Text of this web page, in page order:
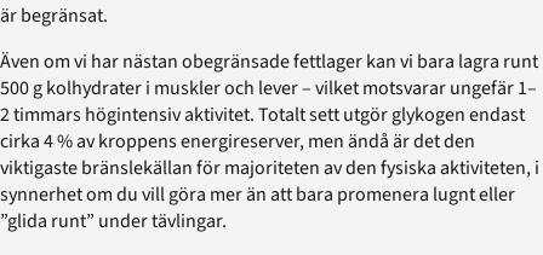
är begränsat.
Även om vi har nästan obegränsade fettlager kan vi bara lagra runt
500 g kolhydrater i muskler och lever – vilket motsvarar ungefär 1–
2 timmars högintensiv aktivitet. Totalt sett utgör glykogen endast
cirka 4 % av kroppens energireserver, men ändå är det den
viktigaste bränslekällan för majoriteten av den fysiska aktiviteten, i
synnerhet om du vill göra mer än att bara promenera lugnt eller
”glida runt” under tävlingar.